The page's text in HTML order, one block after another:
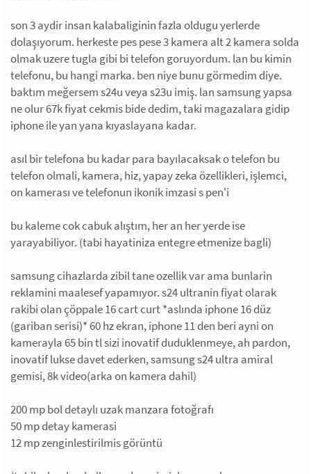
son 3 aydir insan kalabaliginin fazla oldugu yerlerde
dolaşıyorum. herkeste pes pese 3 kamera alt 2 kamera solda
olmak uzere tugla gibi bi telefon goruyordum. lan bu kimin
telefonu, bu hangi marka. ben niye bunu görmedim diye.
baktım meğersem s24u veya s23u imiş. lan samsung yapsa
ne olur 67k fiyat cekmis bide dedim, taki magazalara gidip
iphone ile yan yana kıyaslayana kadar.
asıl bir telefona bu kadar para bayılacaksak o telefon bu
telefon olmali, kamera, hiz, yapay zeka özellikleri, işlemci,
on kamerası ve telefonun ikonik imzasi s pen'i
bu kaleme cok cabuk alıştım, her an her yerde ise
yarayabiliyor. (tabi hayatiniza entegre etmenize bagli)
samsung cihazlarda zibil tane ozellik var ama bunlarin
reklamini maalesef yapamıyor. s24 ultranin fiyat olarak
rakibi olan çöppale 16 cart curt *aslında iphone 16 düz
(gariban serisi)* 60 hz ekran, iphone 11 den beri ayni on
kamerayla 65 bin tl sizi inovatif duduklenmeye, ah pardon,
inovatif lukse davet ederken, samsung s24 ultra amiral
gemisi, 8k video(arka on kamera dahil)
200 mp bol detaylı uzak manzara fotoğrafı
50 mp detay kamerasi
12 mp zenginlestirilmis görüntü